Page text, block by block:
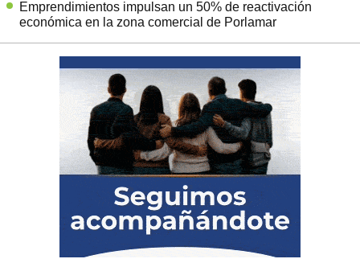
Emprendimientos impulsan un 50% de reactivación
económica en la zona comercial de Porlamar